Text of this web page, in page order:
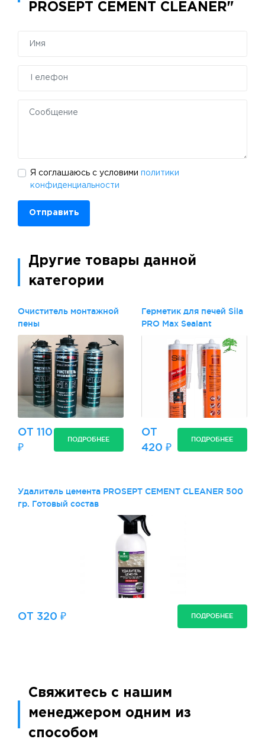
PROSEPT CEMENT CLEANER"
Я соглашаюсь с условими политики
конфиденциальности
Отправить
Другие товары данной
категории
Очиститель монтажной
пены
ОТ 110
₽
ПОДРОБНЕЕ
Герметик для печей Sila
PRO Max Sealant
ОТ
420 ₽
ПОДРОБНЕЕ
Удалитель цемента PROSEPT CEMENT CLEANER 500
гр. Готовый состав
ОТ 320 ₽ ПОДРОБНЕЕ
Свяжитесь с нашим
менеджером одним из
способом